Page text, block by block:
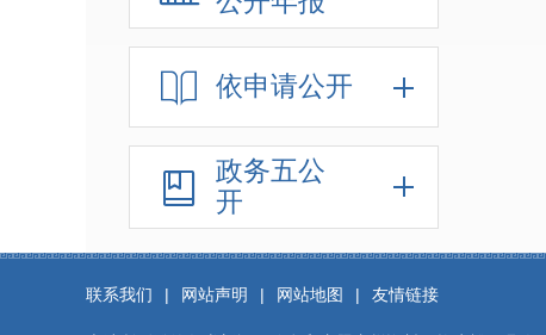
依申请公开
政务五公
开
联系我们 | 网站声明 | 网站地图 | 友情链接